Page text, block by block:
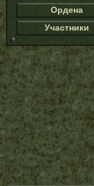
Ордена
Участники